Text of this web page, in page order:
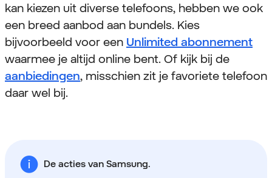
kan kiezen uit diverse telefoons, hebben we ook
een breed aanbod aan bundels. Kies
bijvoorbeeld voor een Unlimited abonnement
waarmee je altijd online bent. Of kijk bij de
aanbiedingen, misschien zit je favoriete telefoon
daar wel bij.
De acties van Samsung.